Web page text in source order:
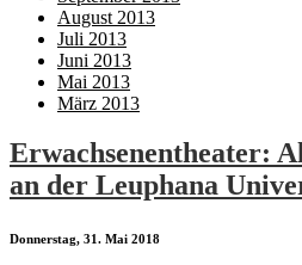
August 2013
Juli 2013
Juni 2013
Mai 2013
März 2013
Erwachsenentheater:
an der Leuphana
Donnerstag, 31. Mai 2018